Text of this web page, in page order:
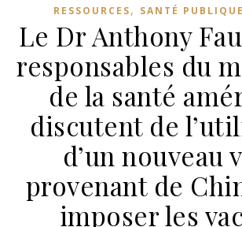
RESSOURCES, SANTÉ PUBLIQUE
Le Dr Anthony
responsables du
de la santé
discutent de
d’un nouveau
provenant de
imposer les